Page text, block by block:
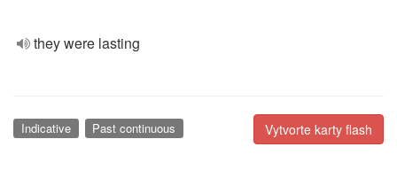
they were lasting
Vytvorte karty flash
Indicative Past continuous